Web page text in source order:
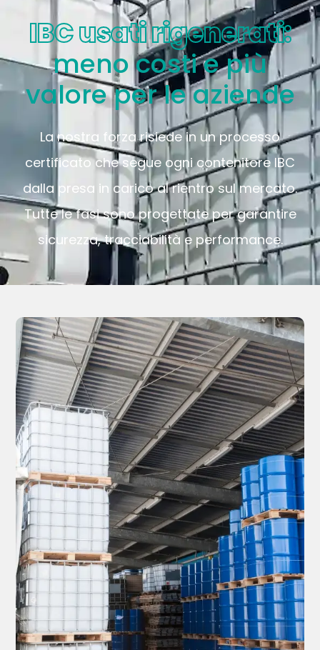
IBC usati rigenerati:
meno costi e più
valore per le aziende
La nostra forza risiede in un processo
certificato che segue ogni contenitore IBC
dalla presa in carico al rientro sul mercato.
Tutte le fasi sono progettate per garantire
sicurezza, tracciabilità e performance.